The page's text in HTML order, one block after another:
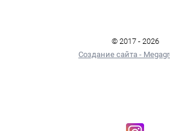
© 2017 - 2026
Создание сайта -